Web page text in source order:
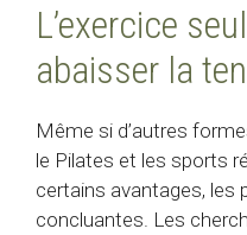
L’exercice
abaisser la
Même si d’autres
le Pilates et les sports
certains avantages, les
concluantes. Les